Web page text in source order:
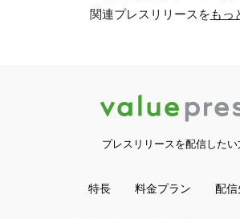
関連プレスリリースをもっ
プレスリリースを配信したい
特長 料金プラン 配信